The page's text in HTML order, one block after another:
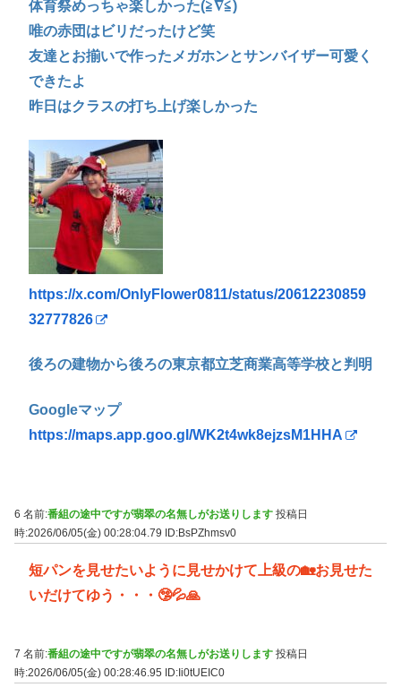
体育祭めっちゃ楽しかった(≧∇≦)
唯の赤団はビリだったけど笑
友達とお揃いで作ったメガホンとサンバイザー可愛く
できたよ
昨日はクラスの打ち上げ楽しかった
https://x.com/OnlyFlower0811/status/20612230859
32777826
後ろの建物から後ろの東京都立芝商業高等学校と判明
Googleマップ
https://maps.app.goo.gl/WK2t4wk8ejzsM1HHA
6 名前:番組の途中ですが翡翠の名無しがお送りします 投稿日
時:2026/06/05(金) 00:28:04.79 ID:BsPZhmsv0
短パンを見せたいように見せかけて上級の🏡お見せた
いだけてゆう・・・🤥💦🙏
7 名前:番組の途中ですが翡翠の名無しがお送りします 投稿日
時:2026/06/05(金) 00:28:46.95
ID:Ii0tUEIC0